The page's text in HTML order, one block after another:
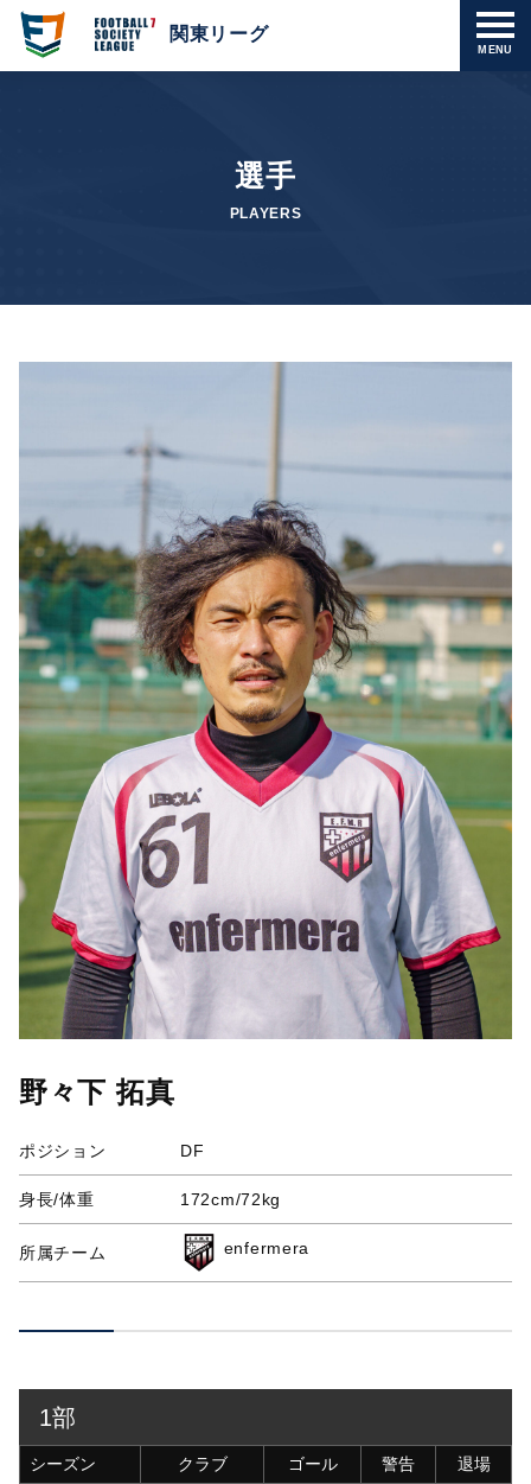
MENU
関東リーグ
選手
PLAYERS
野々下 拓真
ポジション DF
身長/体重 172cm/72kg
所属チーム enfermera
1部
シーズン クラブ ゴール 警告 退場